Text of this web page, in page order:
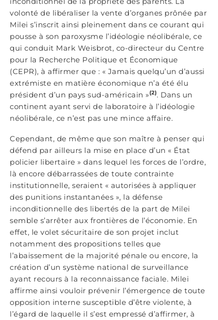
volonté de libéraliser la vente d’organes prônée par
Milei s’inscrit ainsi pleinement dans ce courant qui
pousse à son paroxysme l’idéologie néolibérale, ce
qui conduit Mark Weisbrot, co-directeur du Centre
pour la Recherche Politique et Économique
(CEPR), à affirmer que : « Jamais quelqu’un d’aussi
extrémiste en matière économique n’a été élu
président d’un pays sud-américain »(2). Dans un
continent ayant servi de laboratoire à l’idéologie
néolibérale, ce n’est pas une mince affaire.
Cependant, de même que son maître à penser qui
défend par ailleurs la mise en place d’un « État
policier libertaire » dans lequel les forces de l’ordre,
là encore débarrassées de toute contrainte
institutionnelle, seraient « autorisées à appliquer
des punitions instantanées », la défense
inconditionnelle des libertés de la part de Milei
semble s’arrêter aux frontières de l’économie. En
effet, le volet sécuritaire de son projet inclut
notamment des propositions telles que
l’abaissement de la majorité pénale ou encore, la
création d’un système national de surveillance
ayant recours à la reconnaissance faciale. Milei
affirme ainsi vouloir prévenir l’émergence de toute
opposition interne susceptible d’être violente, à
l’égard de laquelle il s’est empressé d’affirmer, à